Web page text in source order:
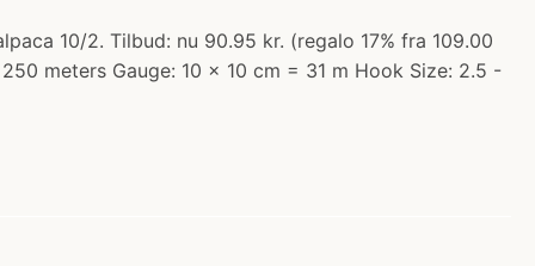
10/2. Tilbud: nu 90.95 kr. (regalo 17% fra 109.00
meters Gauge: 10 x 10 cm = 31 m Hook Size: 2.5 -